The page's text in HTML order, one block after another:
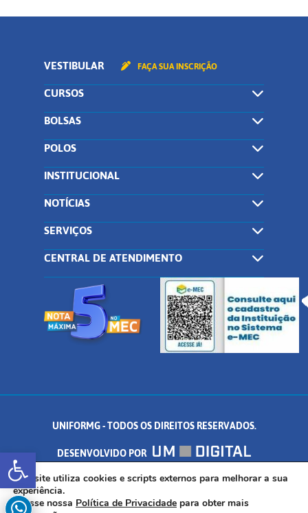
Abrir a barra de ferramentas
VESTIBULAR FAÇA SUA INSCRIÇÃO
CURSOS
BOLSAS
POLOS
INSTITUCIONAL
NOTÍCIAS
SERVIÇOS
CENTRAL DE ATENDIMENTO
UNIFORMG - TODOS OS DIREITOS RESERVADOS.
DESENVOLVIDO POR
AV. DR. ARNALDO DE SENNA, 328 - PALMEIRAS, FORMIGA/MG - CEP:
35.574.530
Este site utiliza cookies e scripts externos para melhorar a sua
experiência.
Acesse nossa Política de Privacidade para obter mais